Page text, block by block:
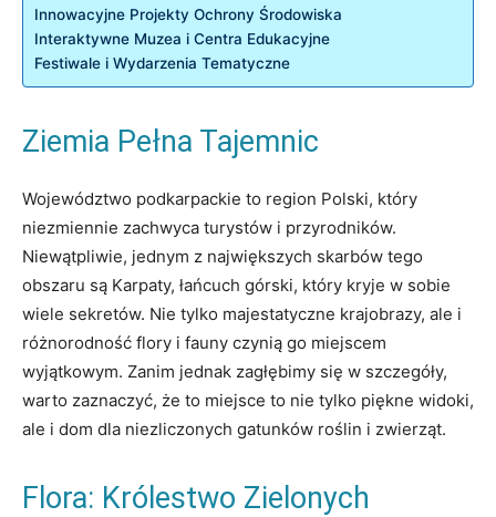
Innowacyjne Projekty Ochrony Środowiska
Interaktywne Muzea i Centra Edukacyjne
Festiwale i Wydarzenia Tematyczne
Ziemia Pełna Tajemnic
Województwo podkarpackie to region Polski, który
niezmiennie zachwyca turystów i przyrodników.
Niewątpliwie, jednym z największych skarbów tego
obszaru są Karpaty, łańcuch górski, który kryje w sobie
wiele sekretów. Nie tylko majestatyczne krajobrazy, ale i
różnorodność flory i fauny czynią go miejscem
wyjątkowym. Zanim jednak zagłębimy się w szczegóły,
warto zaznaczyć, że to miejsce to nie tylko piękne widoki,
ale i dom dla niezliczonych gatunków roślin i zwierząt.
Flora: Królestwo Zielonych